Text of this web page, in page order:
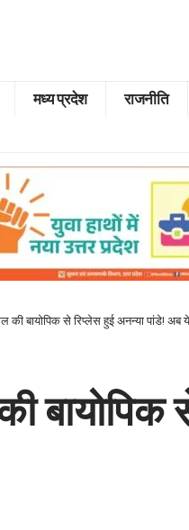
मध्य प्रदेश राजनीति
की बायोपिक से रिप्लेस हुई अनन्या पांडे!